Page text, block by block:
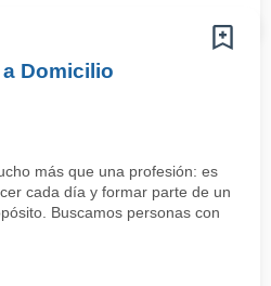
Domicilio
más que una profesión: es
cada día y formar parte de un
Buscamos personas con